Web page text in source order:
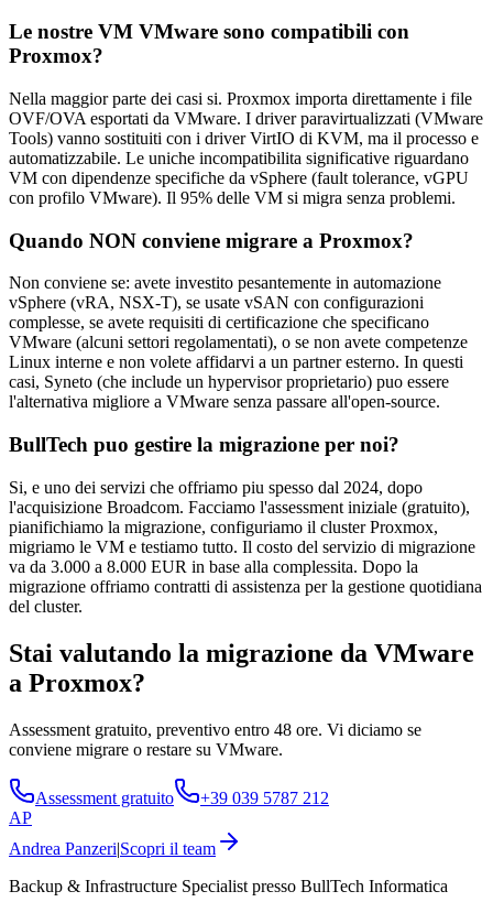
Le nostre VM VMware sono compatibili con
Proxmox?
Nella maggior parte dei casi si. Proxmox importa direttamente i file
OVF/OVA esportati da VMware. I driver paravirtualizzati (VMware
Tools) vanno sostituiti con i driver VirtIO di KVM, ma il processo e
automatizzabile. Le uniche incompatibilita significative riguardano
VM con dipendenze specifiche da vSphere (fault tolerance, vGPU
con profilo VMware). Il 95% delle VM si migra senza problemi.
Quando NON conviene migrare a Proxmox?
Non conviene se: avete investito pesantemente in automazione
vSphere (vRA, NSX-T), se usate vSAN con configurazioni
complesse, se avete requisiti di certificazione che specificano
VMware (alcuni settori regolamentati), o se non avete competenze
Linux interne e non volete affidarvi a un partner esterno. In questi
casi, Syneto (che include un hypervisor proprietario) puo essere
l'alternativa migliore a VMware senza passare all'open-source.
BullTech puo gestire la migrazione per noi?
Si, e uno dei servizi che offriamo piu spesso dal 2024, dopo
l'acquisizione Broadcom. Facciamo l'assessment iniziale (gratuito),
pianifichiamo la migrazione, configuriamo il cluster Proxmox,
migriamo le VM e testiamo tutto. Il costo del servizio di migrazione
va da 3.000 a 8.000 EUR in base alla complessita. Dopo la
migrazione offriamo contratti di assistenza per la gestione quotidiana
del cluster.
Stai valutando la migrazione da VMware
a Proxmox?
Assessment gratuito, preventivo entro 48 ore. Vi diciamo se
conviene migrare o restare su VMware.
Assessment gratuito
+39 039 5787 212
AP
Andrea Panzeri|Scopri il team
Backup & Infrastructure Specialist presso BullTech Informatica